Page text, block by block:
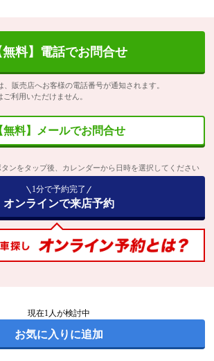
無料】電話でお問合せ
販売店へお客様の電話番号が通知されます。
利用いただけません。
無料】メールでお問合せ
タンをタップ後、カレンダーから日時を選択してください
1分で予約完了
オンラインで来店予約
現在1 人が検討中
お気に入りに追加